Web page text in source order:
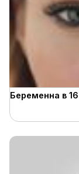
Беременна в